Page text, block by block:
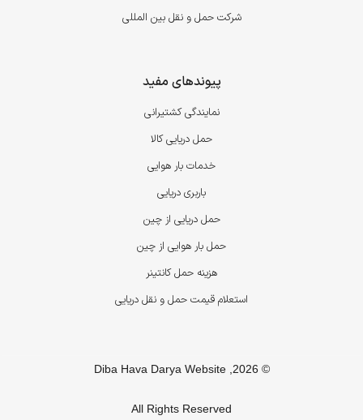
شرکت حمل و نقل بین المللی
پیوندهای مفید
نمایندگی کشتیرانی
حمل دریایی کالا
خدمات بار هوایی
باربری دریایی
حمل دریایی از چین
حمل بار هوایی از چین
هزینه حمل کانتینر
استعلام قیمت حمل و نقل دریایی
© 2026, Diba Hava Darya Website
All Rights Reserved